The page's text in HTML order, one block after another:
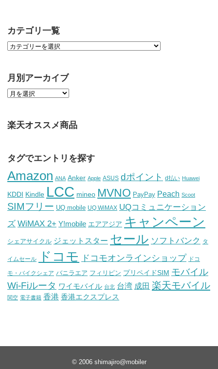
カテゴリ一覧
月別アーカイブ
楽天オススメ商品
タグでエントリを探す
Amazon ANA Anker Apple ASUS dポイント d払い Huawei
KDDI Kindle LCC mineo MVNO PayPay Peach Scoot
SIMフリー UQ mobile UQ WiMAX UQコミュニケーション
ズ WiMAX 2+ Y!mobile エアアジア キャンペーン
シェアサイクル ジェットスター セール ソフトバンク タ
イムセール ドコモ ドコモオンラインショップ ドコ
モ・バイクシェア バニラエア フィリピン プリペイドSIM モバイル
Wi-Fiルータ ワイモバイル 台北 台湾 成田 楽天モバイル
関空 電子書籍 香港 香港エクスプレス
© 2006 shimajiro@mobiler